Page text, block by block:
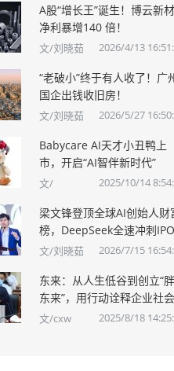
A股“增长王”诞生！博云新材
净利暴增140 倍！
文/刘晓茹 2026/4/13
“老破小”终于有人收了！广
国企出钱收旧房！
文/刘晓茹 2026/5/27
Babycare AI天才小丑鸭上
市，开启“AI智伴新时代”
文/ 2025/10/14
梁文锋登顶全球AI创始人财
榜，DeepSeek全速冲刺IPO
文/刘晓茹 2026/7/15
东来：从人生低谷到创立“胖
东来”，用行动诠释企业社会
责任
文/cxw 2025/8/18